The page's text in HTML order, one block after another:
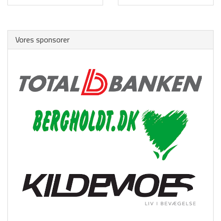
Politikker (GDPR)
Træningstider
Dame Senior
Sponsorer
HOVEDMENU
Vores sponsorer